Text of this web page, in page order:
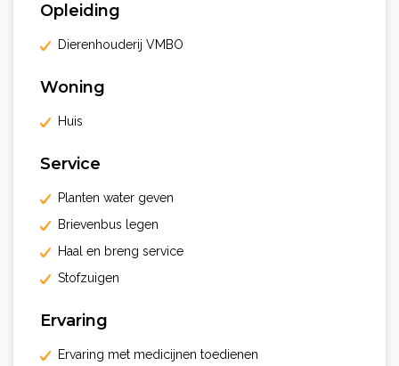
Opleiding
Dierenhouderij VMBO
Woning
Huis
Service
Planten water geven
Brievenbus legen
Haal en breng service
Stofzuigen
Ervaring
Ervaring met medicijnen toedienen